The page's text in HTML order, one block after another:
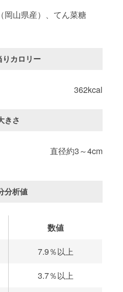
岡山県産）、てん菜糖
カロリー
362kcal
きさ
直径約3～4cm
分析値
数値
7.9％以上
3.7％以上